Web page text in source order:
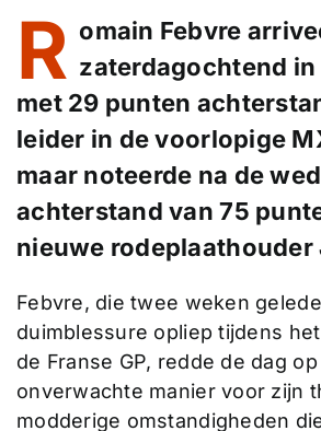
R omain Febvre
zaterdagochtend
met 29 punten
leider in de voorlopige
maar noteerde na de
achterstand van 75
nieuwe rodeplaathouder
Febvre, die twee weken
duimblessure opliep tijdens
de Franse GP, redde de dag
onverwachte manier voor zijn
modderige omstandigheden